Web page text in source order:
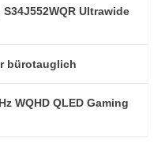
Ultrawide
bürotauglich
WQHD QLED Gaming